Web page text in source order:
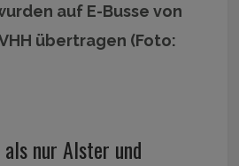
auf E-Busse von
übertragen (Foto:
nur Alster und